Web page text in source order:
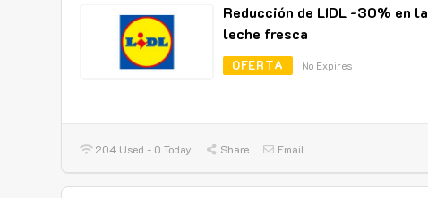
Reducción de LIDL -30% en la
leche fresca
OFERTA No Expires
204 Used - 0 Today Share Email